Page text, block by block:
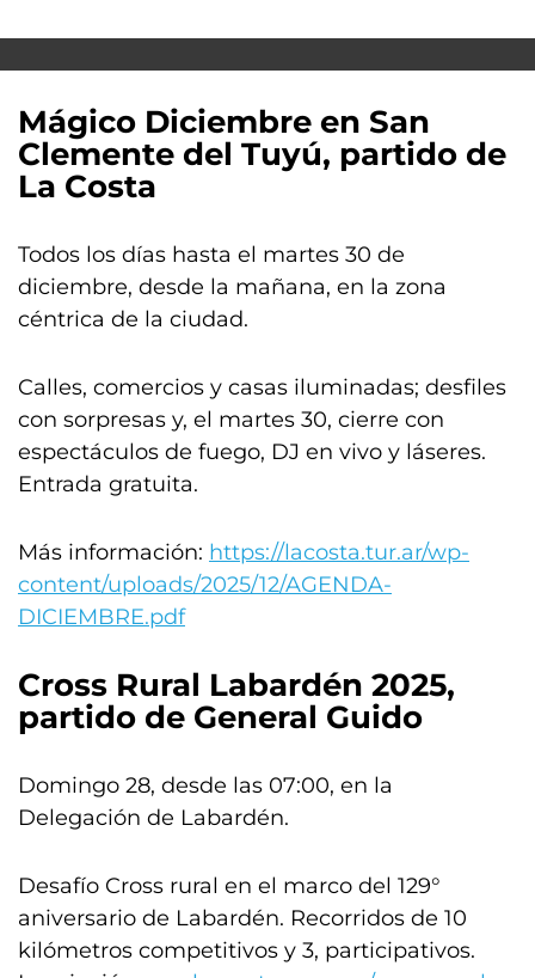
Mágico Diciembre en San
Clemente del Tuyú, partido de
La Costa
Todos los días hasta el martes 30 de
diciembre, desde la mañana, en la zona
céntrica de la ciudad.
Calles, comercios y casas iluminadas; desfiles
con sorpresas y, el martes 30, cierre con
espectáculos de fuego, DJ en vivo y láseres.
Entrada gratuita.
Más información: https://lacosta.tur.ar/wp-
content/uploads/2025/12/AGENDA-
DICIEMBRE.pdf
Cross Rural Labardén 2025,
partido de General Guido
Domingo 28, desde las 07:00, en la
Delegación de Labardén.
Desafío Cross rural en el marco del 129°
aniversario de Labardén. Recorridos de 10
kilómetros competitivos y 3, participativos.